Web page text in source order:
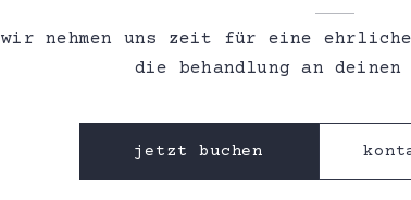
wir nehmen uns zeit für eine ehrliche
die behandlung an
jetzt buchen